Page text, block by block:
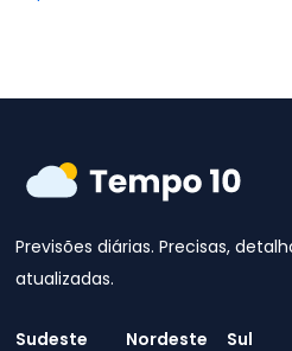
Previsões diárias. Precisas,
atualizadas.
Sudeste Nordeste Sul